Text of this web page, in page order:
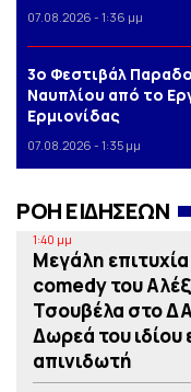
07.08.2026 - 1:36 μμ
3o Φεστιβάλ
Ναυπλίου από το
Ερμιονίδας
07.08.2026 - 1:35 μμ
ΡΟΗ ΕΙΔΗΣΕΩΝ
1:40 μμ
Μεγάλη
comedy του
Τσουβέλα στο
Δωρεά του ιδίου
απινιδωτή